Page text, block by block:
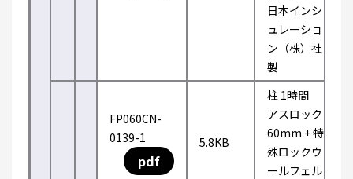
日本インシ
ュレーショ
ン（株）社
製
FP060CN-
0139-1
pdf
5.8KB
柱 1時間
アスロック
60mm + 特
殊ロックウ
ールフェル